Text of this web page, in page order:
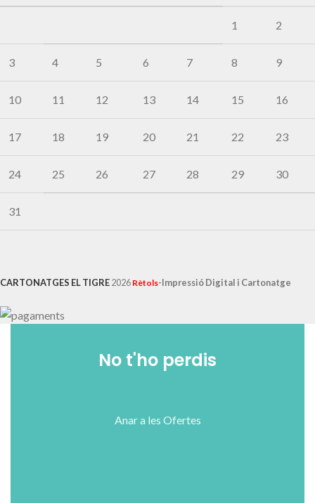
1 2
3 4 5 6 7 8 9
10 11 12 13 14 15 16
17 18 19 20 21 22 23
24 25 26 27 28 29 30
31
CARTONATGES EL TIGRE2026 Rètols-Impressió Digital i Cartonatge
No t'ho perdis
Anar a les Ofertes